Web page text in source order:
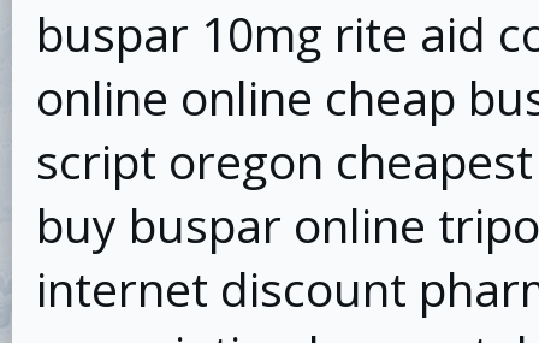
buspar 10mg rite aid
online online cheap
script oregon
buy buspar online
internet discount